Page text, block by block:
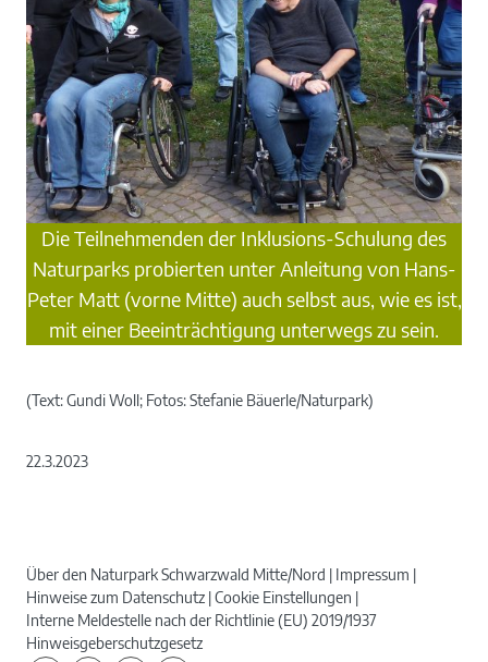
Die Teilnehmenden der Inklusions-Schulung des
Naturparks probierten unter Anleitung von Hans-
Peter Matt (vorne Mitte) auch selbst aus, wie es ist,
mit einer Beeinträchtigung unterwegs zu sein.
(Text: Gundi Woll; Fotos: Stefanie Bäuerle/Naturpark)
22.3.2023
Über den Naturpark Schwarzwald Mitte/Nord
Impressum
Hinweise zum Datenschutz Cookie Einstellungen
Interne Meldestelle nach der Richtlinie (EU) 2019/1937
Hinweisgeberschutzgesetz